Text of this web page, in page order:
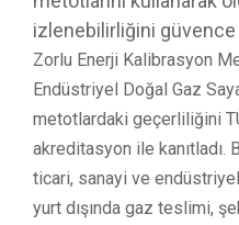
izlenebilirliğini güvence
Zorlu Enerji Kalibrasyon
Endüstriyel Doğal Gaz
metotlardaki geçerliliğini
akreditasyon ile kanıtladı.
ticari, sanayi ve
yurt dışında gaz teslimi,